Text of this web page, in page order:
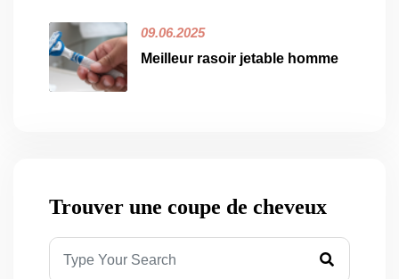
09.06.2025
Meilleur rasoir jetable homme
Trouver une coupe de cheveux